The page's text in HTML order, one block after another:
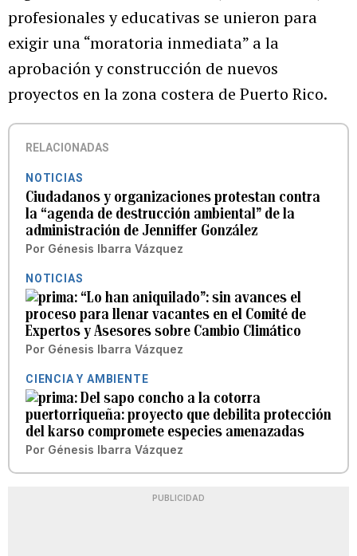
profesionales y educativas se unieron para
exigir una “moratoria inmediata” a la
aprobación y construcción de nuevos
proyectos en la zona costera de Puerto Rico.
RELACIONADAS
NOTICIAS
Ciudadanos y organizaciones protestan contra
la “agenda de destrucción ambiental” de la
administración de Jenniffer González
Por Génesis Ibarra Vázquez
NOTICIAS
“Lo han aniquilado”: sin avances el
proceso para llenar vacantes en el Comité de
Expertos y Asesores sobre Cambio Climático
Por Génesis Ibarra Vázquez
CIENCIA Y AMBIENTE
Del sapo concho a la cotorra
puertorriqueña: proyecto que debilita protección
del karso compromete especies amenazadas
Por Génesis Ibarra Vázquez
PUBLICIDAD